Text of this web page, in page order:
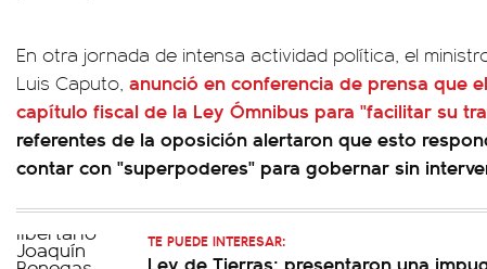
En otra jornada de intensa actividad política, el
Luis Caputo, anunció en conferencia de prensa que
capítulo fiscal de la Ley Ómnibus para "facilitar su
referentes de la oposición alertaron que esto
contar con "superpoderes" para gobernar sin
TE PUEDE INTERESAR:
Ley de Tierras: presentaron una